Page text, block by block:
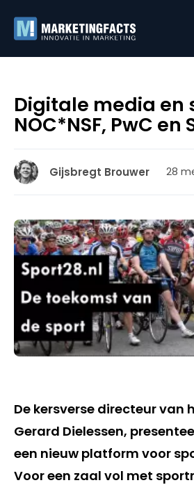
Digitale media en
NOC*NSF, PwC en
Gijsbregt Brouwer 28
De kersverse directeur van
Gerard Dielessen,
een nieuw platform voor
Voor een zaal vol met